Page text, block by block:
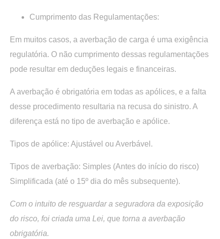
Cumprimento das Regulamentações:
Em muitos casos, a averbação de carga é uma exigência
regulatória. O não cumprimento dessas regulamentações
pode resultar em deduções legais e financeiras.
A averbação é obrigatória em todas as apólices, e a falta
desse procedimento resultaria na recusa do sinistro. A
diferença está no tipo de averbação e apólice.
Tipos de apólice: Ajustável ou Averbável.
Tipos de averbação: Simples (Antes do início do risco)
Simplificada (até o 15º dia do mês subsequente).
Com o intuito de resguardar a seguradora da exposição
do risco, foi criada uma Lei, que torna a averbação
obrigatória.